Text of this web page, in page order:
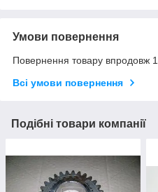
Умови повернення
Повернення товару впродовж
Всі умови повернення
Подібні товари компанії